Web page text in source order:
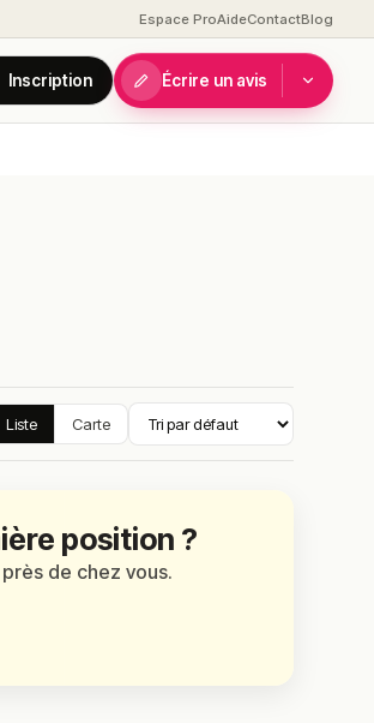
Espace ProAideContactBlog
Inscription Écrire un avis
Liste Carte
position ?
de chez vous.